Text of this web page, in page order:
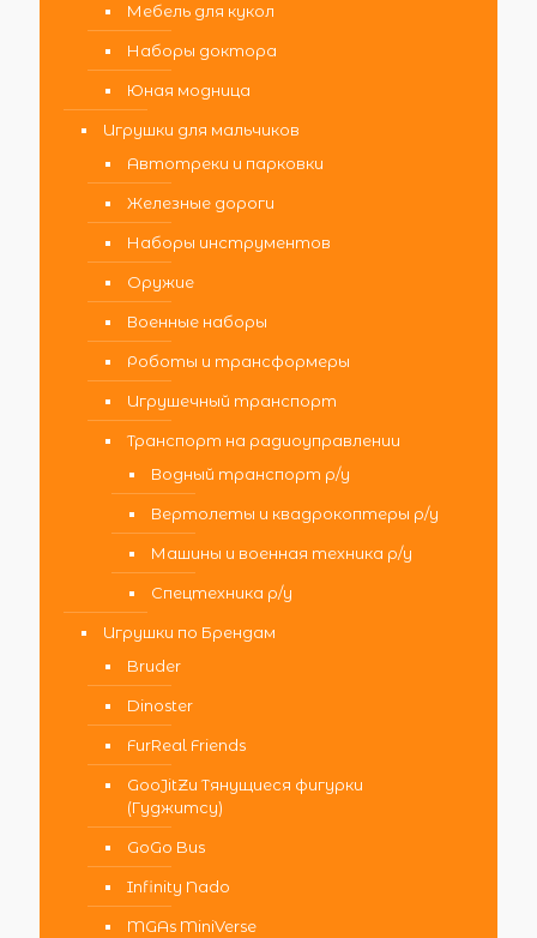
Мебель для кукол
Наборы доктора
Юная модница
Игрушки для мальчиков
Автотреки и парковки
Железные дороги
Наборы инструментов
Оружие
Военные наборы
Роботы и трансформеры
Игрушечный транспорт
Транспорт на радиоуправлении
Водный транспорт р/у
Вертолеты и квадрокоптеры р/у
Машины и военная техника р/у
Спецтехника р/у
Игрушки по Брендам
Bruder
Dinoster
FurReal Friends
GooJitZu Тянущиеся фигурки
(Гуджитсу)
GoGo Bus
Infinity Nado
MGAs MiniVerse